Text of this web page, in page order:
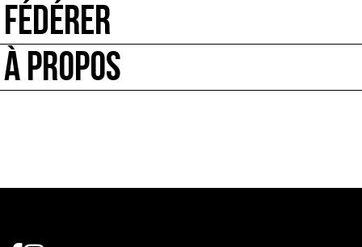
FÉDÉRER
À PROPOS